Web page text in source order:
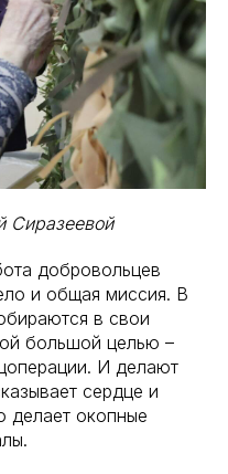
Сиразеевой
добровольцев
и общая миссия. В
в свои
большой целью –
И делают
сердце и
делает окопные